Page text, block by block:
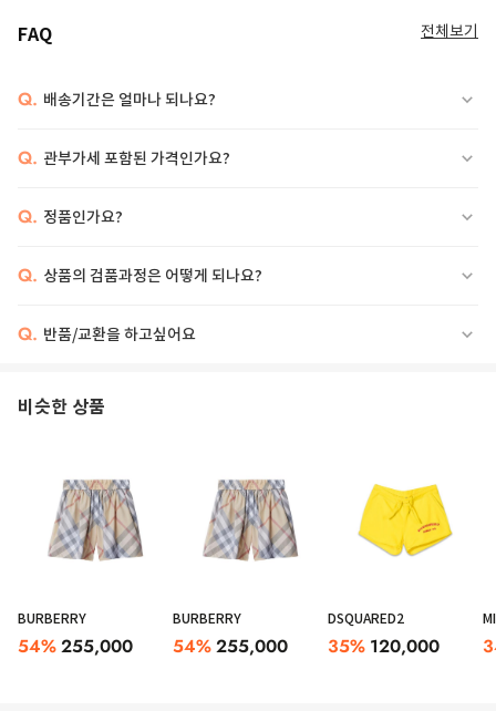
FAQ 전체보기
Q. 배송기간은 얼마나 되나요?
Q. 관부가세 포함된 가격인가요?
Q. 정품인가요?
Q. 상품의 검품과정은 어떻게 되나요?
Q. 반품/교환을 하고싶어요
비슷한 상품
BURBERRY
54%255,000
BURBERRY
54%255,000
DSQUARED2
35% 120,000